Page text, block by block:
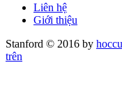
Liên hệ
Giới thiệu
Stanford © 2016 by
trên